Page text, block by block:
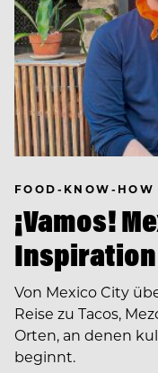
FOOD-KNOW-HOW
¡Vamos!
Inspiration
Von Mexico City
Reise zu Tacos,
Orten, an denen
beginnt.